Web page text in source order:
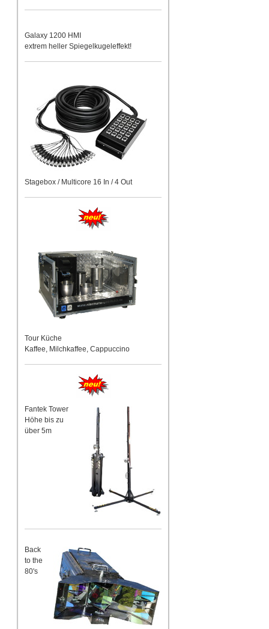
Galaxy 1200 HMI
extrem heller Spiegelkugeleffekt!
Stagebox / Multicore 16 In / 4 Out
Tour Küche
Kaffee, Milchkaffee, Cappuccino
Fantek Tower
Höhe bis zu
über 5m
Back
to the
80's